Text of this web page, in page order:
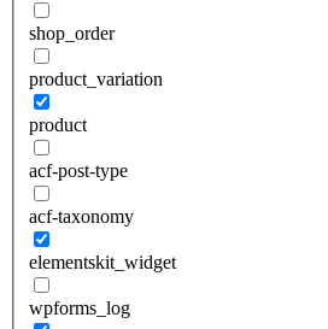
shop_order
product_variation
product
acf-post-type
acf-taxonomy
elementskit_widget
wpforms_log